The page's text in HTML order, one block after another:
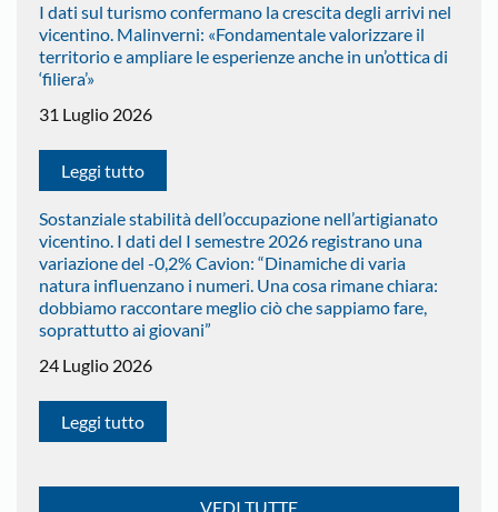
I dati sul turismo confermano la crescita degli arrivi nel
vicentino. Malinverni: «Fondamentale valorizzare il
territorio e ampliare le esperienze anche in un’ottica di
‘filiera’»
31 Luglio 2026
Leggi tutto
Sostanziale stabilità dell’occupazione nell’artigianato
vicentino. I dati del I semestre 2026 registrano una
variazione del -0,2% Cavion: “Dinamiche di varia
natura influenzano i numeri. Una cosa rimane chiara:
dobbiamo raccontare meglio ciò che sappiamo fare,
soprattutto ai giovani”
24 Luglio 2026
Leggi tutto
VEDI TUTTE